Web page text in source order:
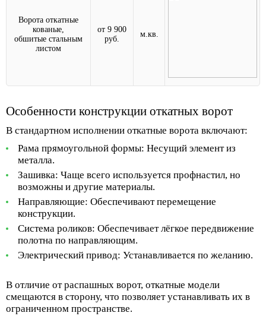
Ворота откатные
кованые,
обшитые стальным
листом
от 9 900
руб.
м.кв.
Особенности конструкции откатных ворот
В стандартном исполнении откатные ворота включают:
Рама прямоугольной формы: Несущий элемент из
металла.
Зашивка: Чаще всего используется профнастил, но
возможны и другие материалы.
Направляющие: Обеспечивают перемещение
конструкции.
Система роликов: Обеспечивает лёгкое передвижение
полотна по направляющим.
Электрический привод: Устанавливается по желанию.
В отличие от распашных ворот, откатные модели
смещаются в сторону, что позволяет устанавливать их в
ограниченном пространстве.